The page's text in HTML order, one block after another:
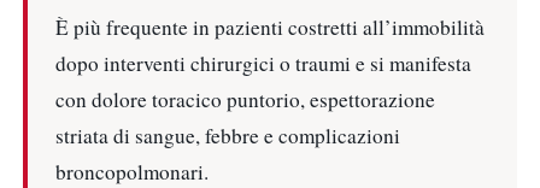
È più frequente in pazienti costretti all’immobilità
dopo interventi chirurgici o traumi e si manifesta
con dolore toracico puntorio, espettorazione
striata di sangue, febbre e complicazioni
broncopolmonari.